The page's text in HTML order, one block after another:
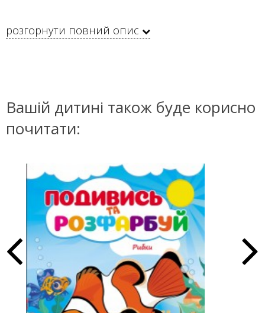
розгорнути повний опис
Вашій дитині також буде корисно
почитати: